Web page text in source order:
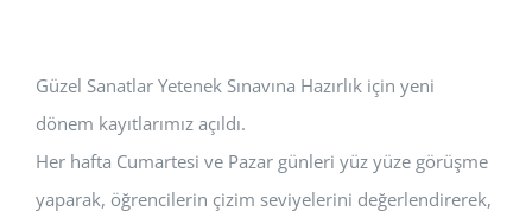
Güzel Sanatlar Yetenek Sınavına Hazırlık için yeni
dönem kayıtlarımız açıldı.
Her hafta Cumartesi ve Pazar günleri yüz yüze görüşme
yaparak, öğrencilerin çizim seviyelerini değerlendirerek,